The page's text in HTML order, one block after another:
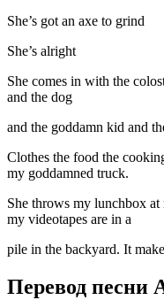
She’s got an axe to grind
She’s alright
She comes in with the
and the dog
and the goddamn kid and
Clothes the food the
my goddamned truck.
She throws my lunchbox
my videotapes are in a
pile in the backyard. It
Перевод песни